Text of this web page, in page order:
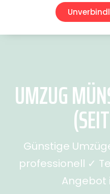
UMZUG
Günstige
professionell ✓
Angebot